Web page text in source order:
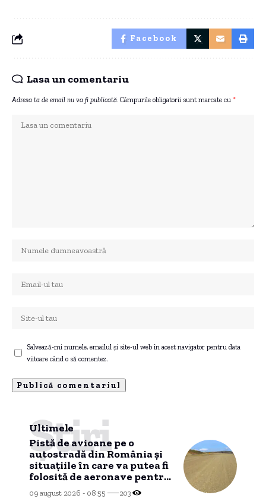
Facebook
Lasa un comentariu
Adresa ta de email nu va fi publicată. Câmpurile obligatorii sunt marcate cu *
Salvează-mi numele, emailul și site-ul web în acest navigator pentru data
viitoare când o să comentez.
Ultimele
Știri
Pistă de avioane pe o
autostradă din România și
situațiile în care va putea fi
folosită de aeronave pentru
aterizare.
09 august 2026 - 08:55 203